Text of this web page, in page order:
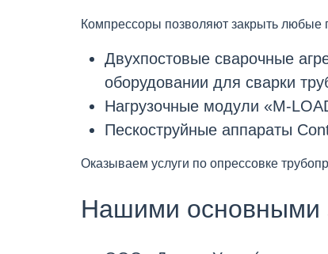
Компрессоры позволяют закрыть любые
Двухпостовые сварочные
оборудовании для сварки
Нагрузочные модули «M-
Пескоструйные аппараты
Оказываем услуги по опрессовке
Нашими основными